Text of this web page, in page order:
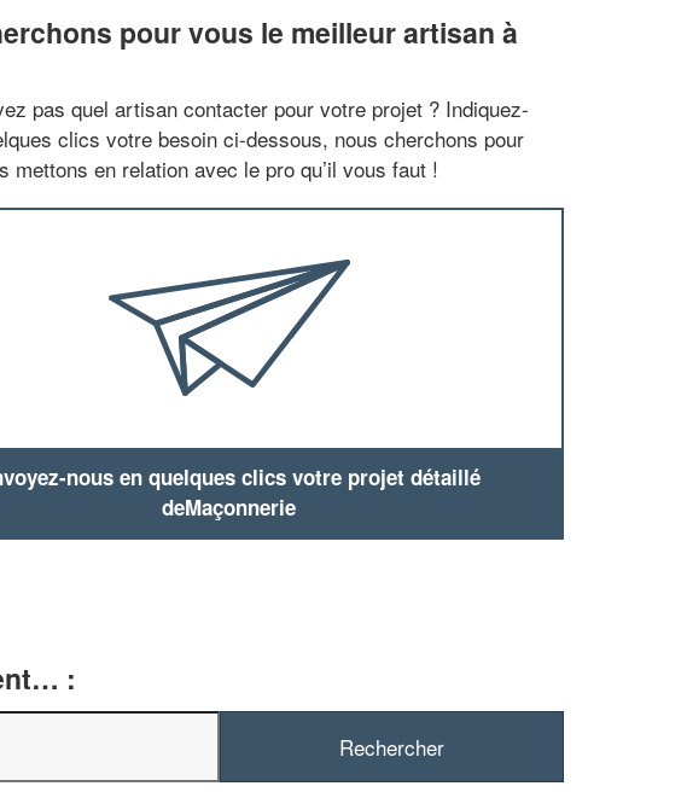
pour vous le meilleur artisan à
pas quel artisan contacter pour votre projet ? Indiquez-
clics votre besoin ci-dessous, nous cherchons pour
mettons en relation avec le pro qu’il vous faut !
nous en quelques clics votre projet détaillé
deMaçonnerie
: